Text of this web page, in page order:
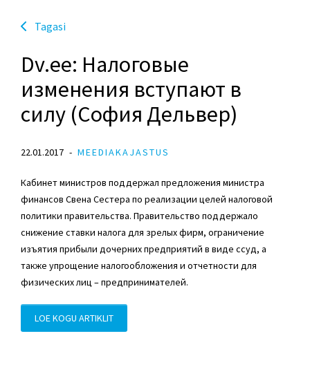
Tagasi
Dv.ee: Налоговые
изменения вступают в
силу (София Дельвер)
22.01.2017 MEEDIAKAJASTUS
Кабинет министров поддержал предложения министра
финансов Свена Сестера по реализации целей налоговой
политики правительства. Правительство поддержало
снижение ставки налога для зрелых фирм, ограничение
изъятия прибыли дочерних предприятий в виде ссуд, а
также упрощение налогообложения и отчетности для
физических лиц – предпринимателей.
LOE KOGU ARTIKLIT